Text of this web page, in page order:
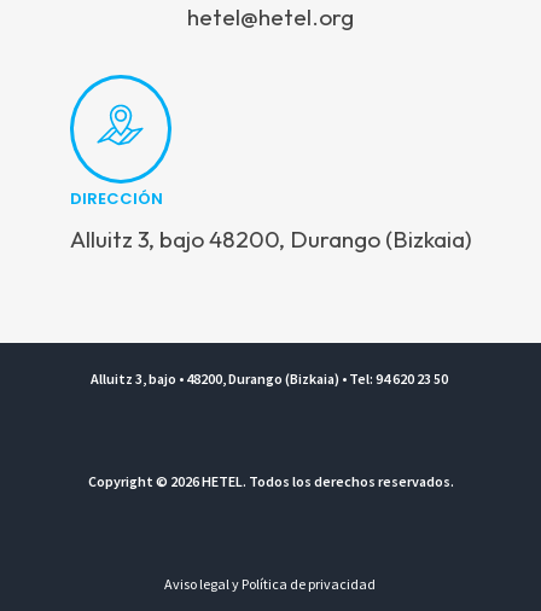
hetel@hetel.org
DIRECCIÓN
Alluitz 3, bajo 48200, Durango (Bizkaia)
Alluitz 3, bajo • 48200, Durango (Bizkaia) • Tel: 94 620 23 50
Copyright © 2026 HETEL. Todos los derechos reservados.
Aviso legal y Política de privacidad